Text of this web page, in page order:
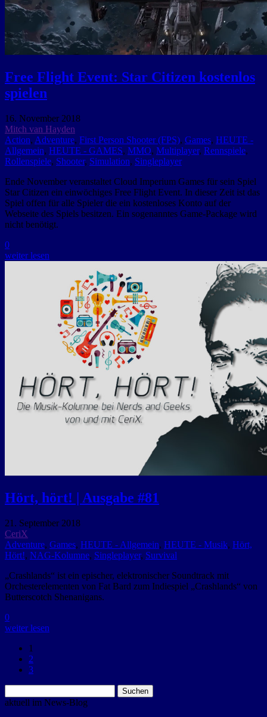
Free Flight Event: Star Citizen kostenlos
spielen
16. November 2018
Mitch van Hayden
Action, Adventure, First Person Shooter (FPS), Games, HEUTE -
Allgemein, HEUTE - GAMES, MMO, Multiplayer, Rennspiele,
Rollenspiele, Shooter, Simulation, Singleplayer
Ende November veranstaltet Cloud Imperium Games für sein Spiel
Star Citizen ein einwöchiges Free Flight Event. In dieser Zeit ist das
Spiel offen für alle Spieler die ein kostenloses Konto auf der
Webseite des Spiels besitzen. Ein sogenanntes Game-Package wird
nicht benötigt.
0
weiter lesen
Hört, hört! | Ausgabe #81
21. September 2018
CeriX
Adventure, Games, HEUTE - Allgemein, HEUTE - Musik, Hört,
Hört!, NAG-Kolumne, Singleplayer, Survival
„Crashlands“ ist ein epischer, elektronischer Soundtrack mit
Orchesterelementen von Fat Bard zum Indiespiel „Crashlands“ von
Butterscotch Shenanigans.
0
weiter lesen
1
2
3
nach:
aktuell im News-Blog